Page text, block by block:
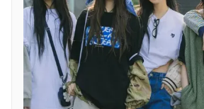
Ðiện thoại Thời báo VTV:024.66 897 897
Email:
toasoan@vtv.vn
Liên hệ quảng cáo:024-7300.7108